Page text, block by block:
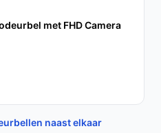
met FHD Camera
naast elkaar